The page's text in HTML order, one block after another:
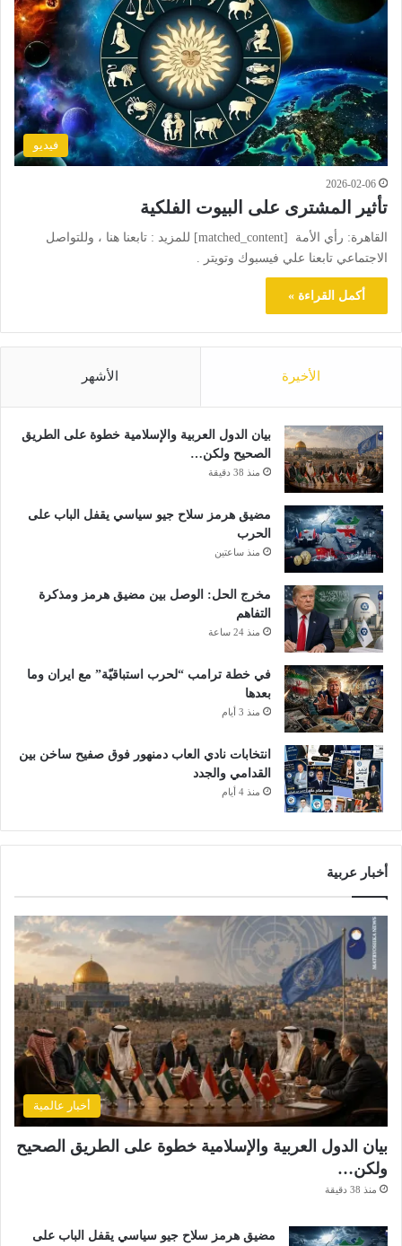
فيديو
2026-02-06
تأثير المشترى على البيوت الفلكية
القاهرة: رأي الأمة [matched_content] للمزيد : تابعنا هنا ، وللتواصل
الاجتماعي تابعنا علي فيسبوك وتويتر .
أكمل القراءة »
الأخيرة الأشهر
بيان الدول العربية والإسلامية خطوة على الطريق
الصحيح ولكن…
منذ 38 دقيقة
مضيق هرمز سلاح جيو سياسي يقفل الباب على
الحرب
منذ ساعتين
مخرج الحل: الوصل بين مضيق هرمز ومذكرة
التفاهم
منذ 24 ساعة
في خطة ترامب “لحرب استباقيّة” مع ايران وما
بعدها
منذ 3 أيام
انتخابات نادي العاب دمنهور فوق صفيح ساخن بين
القدامي والجدد
منذ 4 أيام
أخبار عربية
أخبار عالمية
بيان الدول العربية والإسلامية خطوة على الطريق الصحيح
ولكن…
منذ 38 دقيقة
مضيق هرمز سلاح جيو سياسي يقفل الباب على